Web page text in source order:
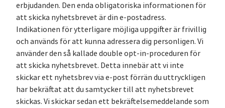
erbjudanden. Den enda obligatoriska informationen för
att skicka nyhetsbrevet är din e-postadress.
Indikationen för ytterligare möjliga uppgifter är frivillig
och används för att kunna adressera dig personligen. Vi
använder den så kallade double opt-in-proceduren för
att skicka nyhetsbrevet. Detta innebär att vi inte
skickar ett nyhetsbrev via e-post förrän du uttryckligen
har bekräftat att du samtycker till att nyhetsbrevet
skickas. Vi skickar sedan ett bekräftelsemeddelande som